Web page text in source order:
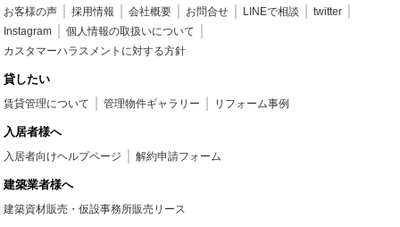
お客様の声
採用情報 会社概要 お問合せ LINEで相談
twitter
Instagram
個人情報の取扱いについて
カスタマーハラスメントに対する方針
貸したい
賃貸管理について 管理物件ギャラリー リフォーム事例
入居者様へ
入居者向けヘルプページ 解約申請フォーム
建築業者様へ
建築資材販売・仮設事務所販売リース